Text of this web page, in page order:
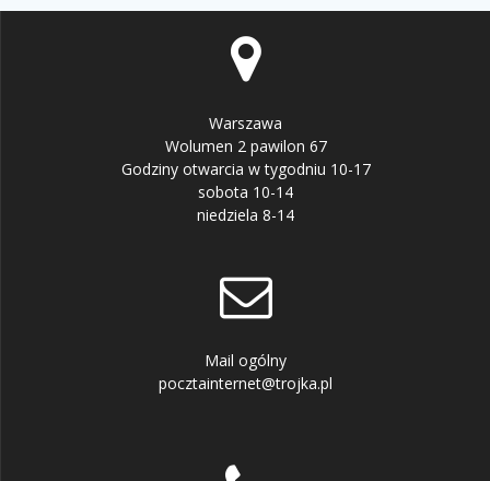
Warszawa
Wolumen 2 pawilon 67
Godziny otwarcia w tygodniu 10-17
sobota 10-14
niedziela 8-14
Mail ogólny
pocztainternet@trojka.pl